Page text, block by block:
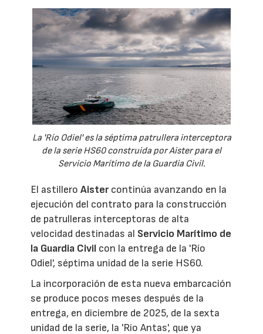
La 'Río Odiel' es la séptima patrullera interceptora
de la serie HS60 construida por Aister para el
Servicio Marítimo de la Guardia Civil.
El astilleroAistercontinúa avanzando en la
ejecución del contrato para la construcción
de patrulleras interceptoras de alta
velocidad destinadas al Servicio Marítimo de
la Guardia Civil con la entrega de la 'Río
Odiel', séptima unidad de la serie HS60.
La incorporación de esta nueva embarcación
se produce pocos meses después de la
entrega, en diciembre de 2025, de la sexta
unidad de la serie, la 'Río Antas', que ya